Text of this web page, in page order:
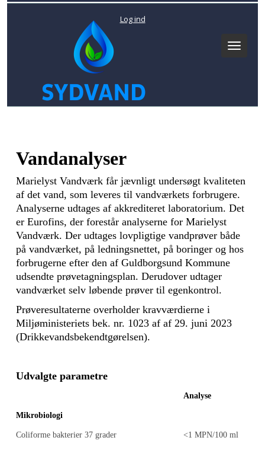
Log ind
Toggle
Vandanalyser
Marielyst Vandværk får jævnligt undersøgt kvaliteten
af det vand, som leveres til vandværkets forbrugere.
Analyserne udtages af akkrediteret laboratorium. Det
er Eurofins, der forestår analyserne for Marielyst
Vandværk. Der udtages lovpligtige vandprøver både
på vandværket, på ledningsnettet, på boringer og hos
forbrugerne efter den af Guldborgsund Kommune
udsendte prøvetagningsplan. Derudover udtager
vandværket selv løbende prøver til egenkontrol.
Prøveresultaterne overholder kravværdierne i
Miljøministeriets bek. nr. 1023 af af 29. juni 2023
(Drikkevandsbekendtgørelsen).
Udvalgte parametre
Analyse
Mikrobiologi
Coliforme bakterier 37 grader <1 MPN/100 ml